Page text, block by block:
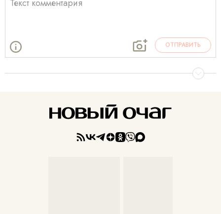
ОТПРАВИТЬ